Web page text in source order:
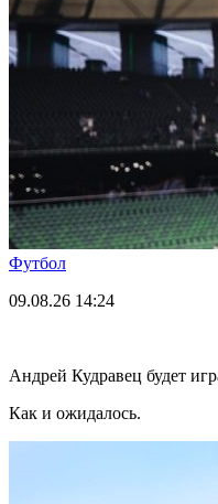
Футбол
09.08.26 14:24
Андрей Кудравец будет
Как и ожидалось.